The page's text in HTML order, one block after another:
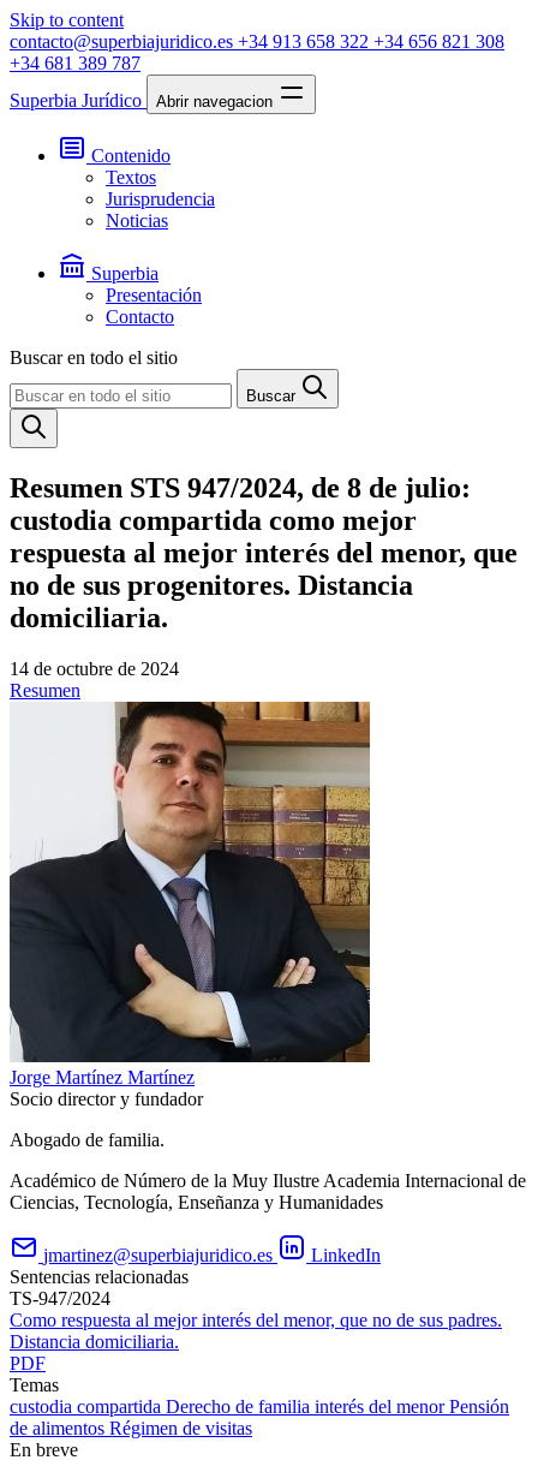
Skip to content
contacto@superbiajuridico.es +34 913 658 322 +34 656 821 308
+34 681 389 787
Superbia Jurídico
Abrir navegacion
Contenido
Textos
Jurisprudencia
Noticias
Superbia
Presentación
Contacto
Buscar en todo el sitio
Buscar
Resumen STS 947/2024, de 8 de julio:
custodia compartida como mejor
respuesta al mejor interés del menor, que
no de sus progenitores. Distancia
domiciliaria.
14 de octubre de 2024
Resumen
Jorge Martínez Martínez
Socio director y fundador
Abogado de familia.
Académico de Número de la Muy Ilustre Academia Internacional de
Ciencias, Tecnología, Enseñanza y Humanidades
jmartinez@superbiajuridico.es
LinkedIn
Sentencias relacionadas
TS-947/2024
Como respuesta al mejor interés del menor, que no de sus padres.
Distancia domiciliaria.
PDF
Temas
custodia compartida Derecho de familia interés del menorPensión
de alimentos Régimen de visitas
En breve